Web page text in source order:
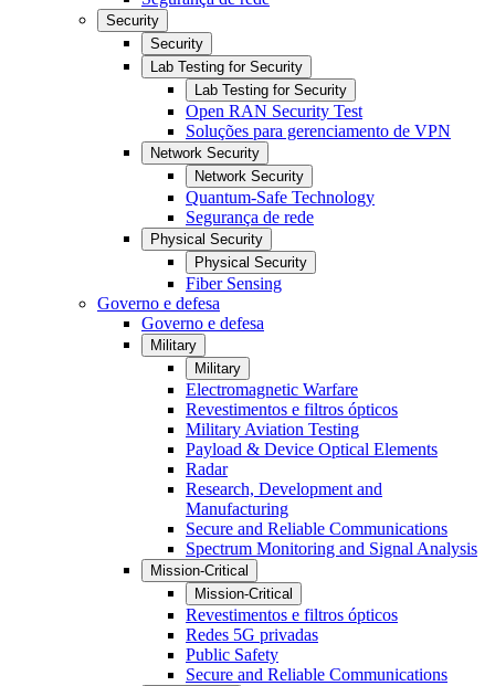
Security
Security
Lab Testing for Security
Lab Testing for Security
Open RAN Security Test
Soluções para gerenciamento de VPN
Network Security
Network Security
Quantum-Safe Technology
Segurança de rede
Physical Security
Physical Security
Fiber Sensing
Governo e defesa
Governo e defesa
Military
Military
Electromagnetic Warfare
Revestimentos e filtros ópticos
Military Aviation Testing
Payload & Device Optical Elements
Radar
Research, Development and
Manufacturing
Secure and Reliable Communications
Spectrum Monitoring and Signal Analysis
Mission-Critical
Mission-Critical
Revestimentos e filtros ópticos
Redes 5G privadas
Public Safety
Secure and Reliable Communications